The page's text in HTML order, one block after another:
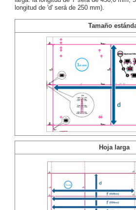
longitud de 'd' será de 250 mm).
Tamaño
Hoja larga